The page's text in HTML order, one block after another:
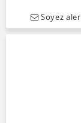
Soyez